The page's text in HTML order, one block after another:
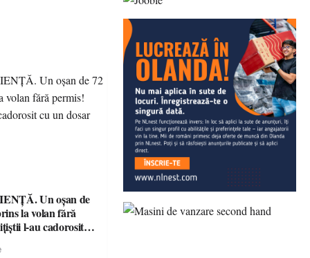
Un oșan de
la volan fără
l-au cadorosit